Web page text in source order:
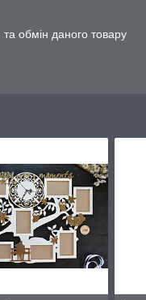
обмін даного товару